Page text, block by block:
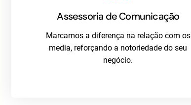
Assessoria de Comunicação
Marcamos a diferença na relação com os
media, reforçando a notoriedade do seu
negócio.